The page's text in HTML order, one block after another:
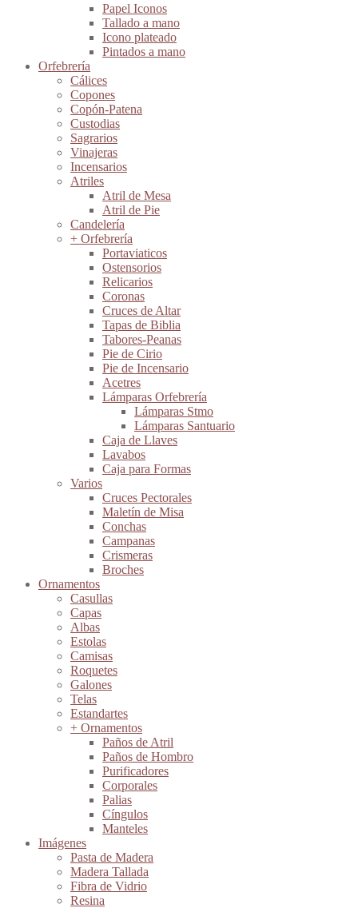
Papel Iconos
Tallado a mano
Icono plateado
Pintados a mano
Orfebrería
Cálices
Copones
Copón-Patena
Custodias
Sagrarios
Vinajeras
Incensarios
Atriles
Atril de Mesa
Atril de Pie
Candelería
+ Orfebrería
Portaviaticos
Ostensorios
Relicarios
Coronas
Cruces de Altar
Tapas de Biblia
Tabores-Peanas
Pie de Cirio
Pie de Incensario
Acetres
Lámparas Orfebrería
Lámparas Stmo
Lámparas Santuario
Caja de Llaves
Lavabos
Caja para Formas
Varios
Cruces Pectorales
Maletín de Misa
Conchas
Campanas
Crismeras
Broches
Ornamentos
Casullas
Capas
Albas
Estolas
Camisas
Roquetes
Galones
Telas
Estandartes
+ Ornamentos
Paños de Atril
Paños de Hombro
Purificadores
Corporales
Palias
Cíngulos
Manteles
Imágenes
Pasta de Madera
Madera Tallada
Fibra de Vidrio
Resina